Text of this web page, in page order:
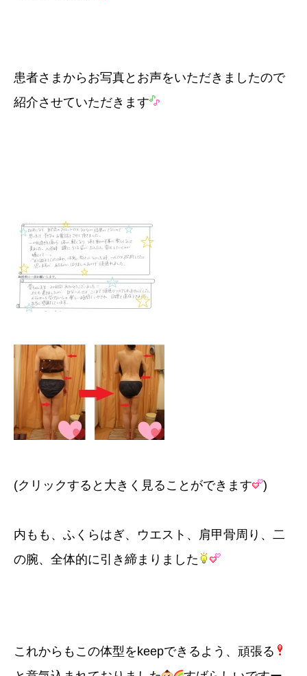
患者さまからお写真とお声をいただきましたので
紹介させていただきます
(クリックすると大きく見ることができます )
内もも、ふくらはぎ、ウエスト、肩甲骨周り、二
の腕、全体的に引き締まりました
これからもこの体型をkeepできるよう、頑張る